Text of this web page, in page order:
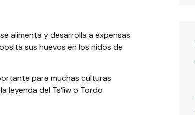
alimenta y desarrolla a expensas
sus huevos en los nidos de
para muchas culturas
leyenda del Ts’íiw o Tordo